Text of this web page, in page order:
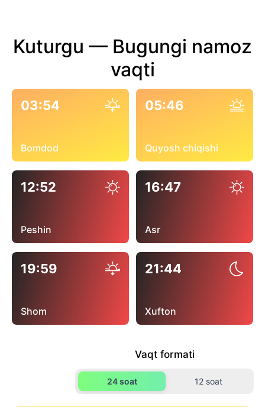
Kuturgu — Bugungi namoz
vaqti
03:54
Bomdod
05:46
Quyosh chiqishi
12:52
Peshin
16:47
Asr
19:59
Shom
21:44
Xufton
Vaqt formati
24 soat 12 soat